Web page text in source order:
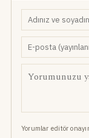
Yorumlar editör